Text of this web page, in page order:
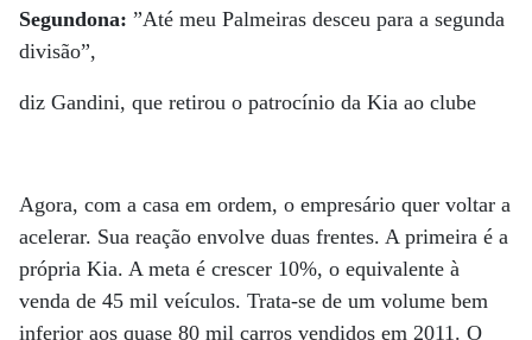
Segundona: ”Até meu Palmeiras desceu para a segunda
divisão”,
diz Gandini, que retirou o patrocínio da Kia ao clube
Agora, com a casa em ordem, o empresário quer voltar a
acelerar. Sua reação envolve duas frentes. A primeira é a
própria Kia. A meta é crescer 10%, o equivalente à
venda de 45 mil veículos. Trata-se de um volume bem
inferior aos quase 80 mil carros vendidos em 2011. O